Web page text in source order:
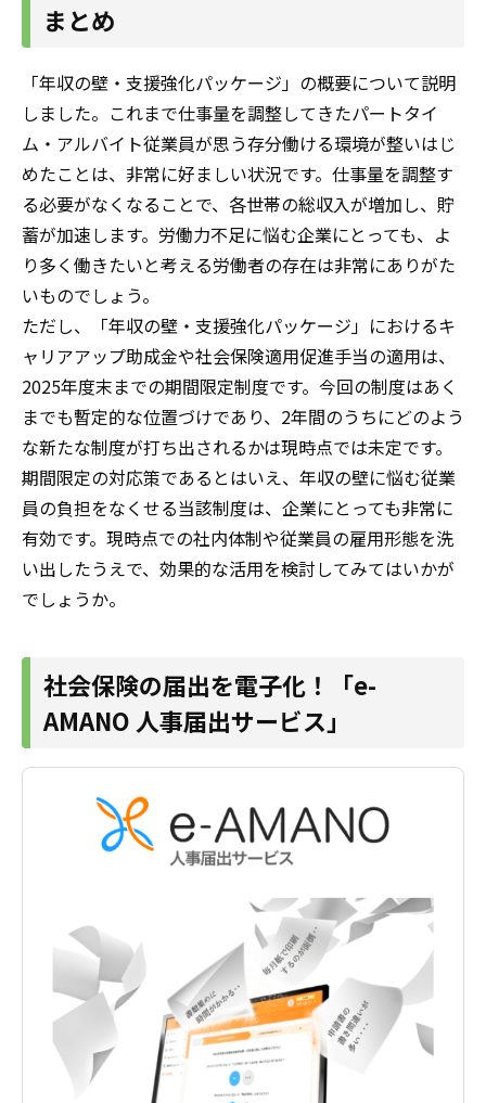
まとめ
「年収の壁・支援強化パッケージ」の概要について説明
しました。これまで仕事量を調整してきたパートタイ
ム・アルバイト従業員が思う存分働ける環境が整いはじ
めたことは、 非常に好ましい状況です。 仕事量を調整す
る必要がなくなることで、各世帯の総収入が増加し、貯
蓄が加速します。労働力不足に悩む企業にとっても、よ
り多く働きたいと考える労働者の存在は非常にありがた
いものでしょう。
ただし、「年収の壁・支援強化パッケージ」におけるキ
ャリアアップ助成金や社会保険適用促進手当の適用は、
2025年度末までの期間限定制度です。今回の制度はあく
までも暫定的な位置づけであり、2年間のうちにどのよう
な新たな制度が打ち出されるかは現時点では未定です。
期間限定の対応策であるとはいえ、年収の壁に悩む従業
員の負担をなくせる当該制度は、企業にとっても非常に
有効です。現時点での社内体制や従業員の雇用形態を洗
い出したうえで、効果的な活用を検討してみてはいかが
でしょうか。
社会保険の届出を電子化！「e-
AMANO 人事届出サービス」